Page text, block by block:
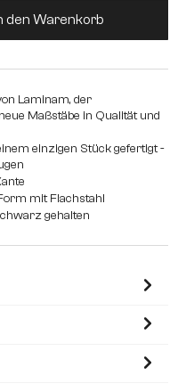
Gib den
den Warenkorb
Laminam, der
Maßstäbe in Qualität und
einzigen Stück gefertigt -
mit Flachstahl
gehalten